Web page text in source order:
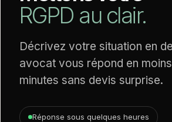
RGPD au clair.
Décrivez votre situation en
avocat vous répond en
minutes sans devis surprise.
Réponse sous quelques heures